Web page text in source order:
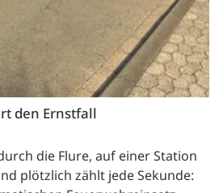
den Ernstfall
die Flure, auf einer Station
plötzlich zählt jede Sekunde: